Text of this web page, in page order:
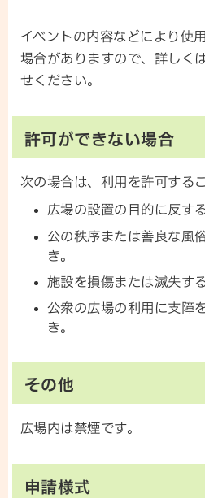
イベントの内容などにより使
場合がありますので、詳しく
せください。
許可ができない場合
次の場合は、利用を許可する
広場の設置の目的に反す
公の秩序または善良な風
き。
施設を損傷または滅失す
公衆の広場の利用に支障
き。
その他
広場内は禁煙です。
申請様式